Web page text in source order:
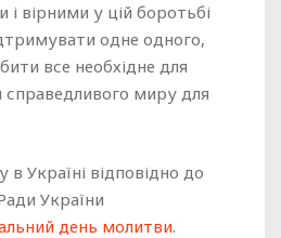
вірними у цій боротьбі
одне одного,
все необхідне для
справедливого миру для
Україні відповідно до
України
день молитви.